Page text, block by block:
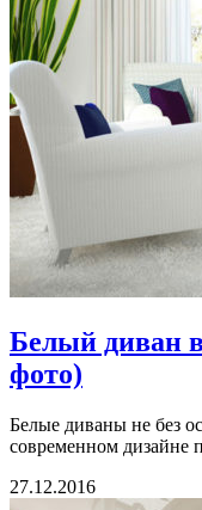
Белый диван
фото)
Белые диваны не без
современном дизайне
27.12.2016